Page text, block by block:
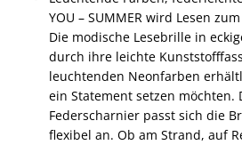
YOU – SUMMER wird Lesen
Die modische Lesebrille in
durch ihre leichte
leuchtenden Neonfarben
ein Statement setzen möchten.
Federscharnier passt sich die
flexibel an. Ob am Strand, auf